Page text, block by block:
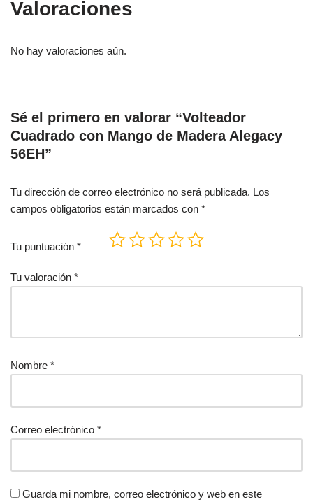
Valoraciones
No hay valoraciones aún.
Sé el primero en valorar “Volteador
Cuadrado con Mango de Madera Alegacy
56EH”
Tu dirección de correo electrónico no será publicada. Los
campos obligatorios están marcados con *
Tu puntuación *
Tu valoración *
Nombre *
Correo electrónico *
Guarda mi nombre, correo electrónico y web en este